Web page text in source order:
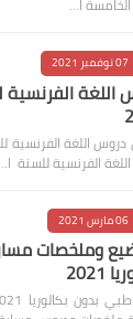
07 نوفمبر 2021
اللغة الفرنسية
الفرنسية للسنة ا…
06 مارس 2021
وملخصات